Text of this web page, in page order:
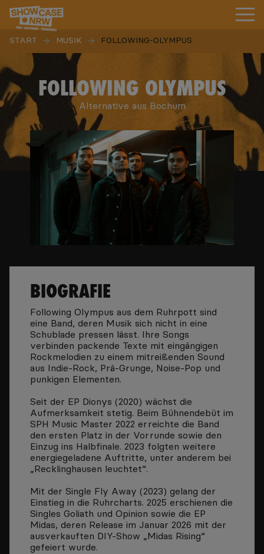
START MUSIK FOLLOWING-OLYMPUS
FOLLOWING OLYMPUS
Alternative aus Bochum
BIOGRAFIE
Following Olympus aus dem Ruhrpott sind
eine Band, deren Musik sich nicht in eine
Schublade pressen lässt. Ihre Songs
verbinden packende Texte mit eingängigen
Rockmelodien zu einem mitreißenden Sound
aus Indie-Rock, Prä-Grunge, Noise-Pop und
punkigen Elementen.
Seit der EP Dionys (2020) wächst die
Aufmerksamkeit stetig. Beim Bühnendebüt im
SPH Music Master 2022 erreichte die Band
den ersten Platz in der Vorrunde sowie den
Einzug ins Halbfinale. 2023 folgten weitere
energiegeladene Auftritte, unter anderem bei
„Recklinghausen leuchtet“.
Mit der Single Fly Away (2023) gelang der
Einstieg in die Ruhrcharts. 2025 erschienen die
Singles Goliath und Opinion sowie die EP
Midas, deren Release im Januar 2026 mit der
ausverkauften DIY-Show „Midas Rising“
gefeiert wurde.